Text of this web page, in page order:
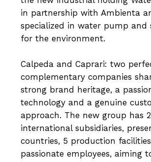
in partnership with Ambienta
specialized in water pump and
for the environment.
Calpeda and Caprari: two
complementary companies
strong brand heritage, a
technology and a genuine
approach. The new group has
international subsidiaries,
countries, 5 production
passionate employees, aiming